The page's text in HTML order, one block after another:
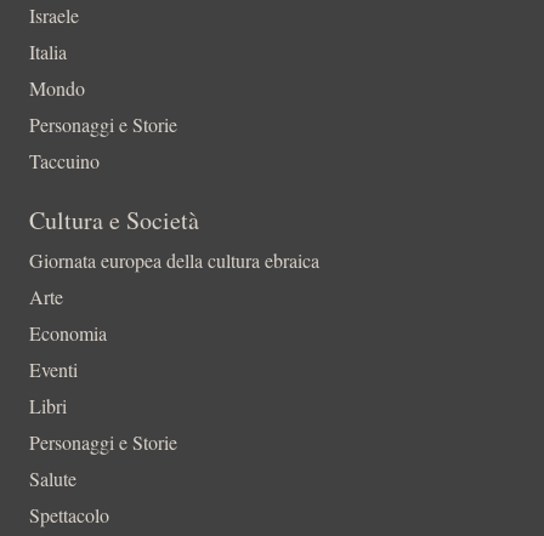
Israele
Italia
Mondo
Personaggi e Storie
Taccuino
Cultura e Società
Giornata europea della cultura ebraica
Arte
Economia
Eventi
Libri
Personaggi e Storie
Salute
Spettacolo